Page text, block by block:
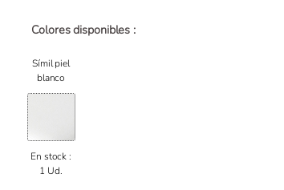
Colores disponibles :
Símil piel
blanco
En stock :
1 Ud.